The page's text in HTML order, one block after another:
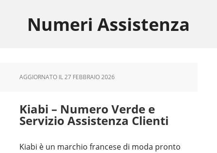
primaryNumeri Assistenza
AGGIORNATO IL27 FEBBRAIO 2026
Kiabi – Numero Verde e
Servizio Assistenza Clienti
Kiabi è un marchio francese di moda pronto